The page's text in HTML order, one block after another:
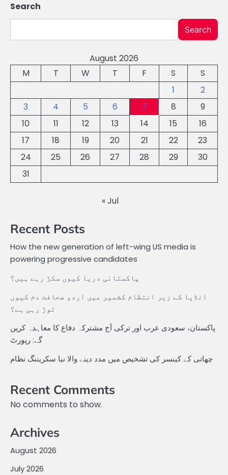
Search
Search
August 2026
M
T W T F S
S
1
2
3
4 5 6 7 8
9
10
11 12 13 14 15
16
17
18 19 20 21 22
23
24
25 26 27 28 29
30
31
« Jul
Recent Posts
How the new generation of left-wing US media is
powering progressive candidates
پاکستانی دریا کیوں سکڑ رہے ہیں؟
انڈیا کے زیر انتظام کشمیر میں اردو صحافت دم کیوں
توڑ رہی ہے؟
پاکستان، سعودی عرب اور ترکی آج مشترکہ دفاع کا معاہدہ کریں
گے: رپورٹ
چھاتی کے کینسر کی تشخیص میں مدد دینے والا نیا سکریننگ نظام
Recent Comments
No comments to show.
Archives
August 2026
July 2026